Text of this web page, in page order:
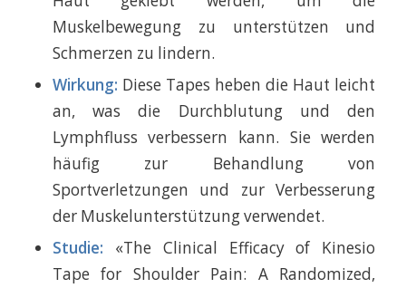
Muskelbewegung zu unterstützen und
Schmerzen zu lindern.
Wirkung: Diese Tapes heben die Haut leicht
an, was die Durchblutung und den
Lymphfluss verbessern kann. Sie werden
häufig zur Behandlung von
Sportverletzungen und zur Verbesserung
der Muskelunterstützung verwendet.
Studie: «The Clinical Efficacy of Kinesio
Tape for Shoulder Pain: A Randomized,